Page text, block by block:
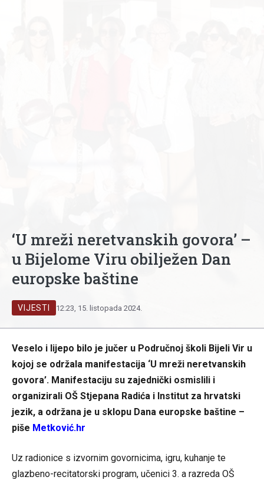
‘U mreži neretvanskih govora’ –
u Bijelome Viru obilježen Dan
europske baštine
VIJESTI 12:23, 15. listopada 2024.
Veselo i lijepo bilo je jučer u Područnoj školi Bijeli Vir u
kojoj se održala manifestacija ‘U mreži neretvanskih
govora’. Manifestaciju su zajednički osmislili i
organizirali OŠ Stjepana Radića i Institut za hrvatski
jezik, a održana je u sklopu Dana europske baštine –
piše Metković.hr
Uz radionice s izvornim govornicima, igru, kuhanje te
glazbeno-recitatorski program, učenici 3. a razreda OŠ